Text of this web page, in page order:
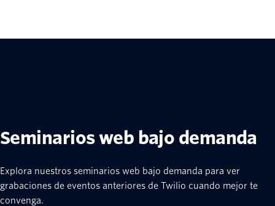
Seminarios web bajo demanda
Explora nuestros seminarios web bajo demanda para ver
grabaciones de eventos anteriores de Twilio cuando mejor te
convenga.